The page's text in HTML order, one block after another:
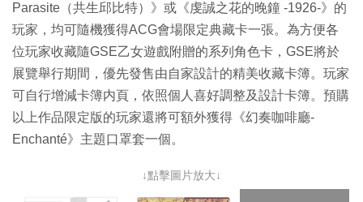
Parasite（共生邱比特）》或《虔誠之花的晚鐘 -1926-》的
玩家，均可隨機獲得ACG會場限定典藏卡一張。為方便各
位玩家收藏隨GSE乙女遊戲附贈的系列角色卡，GSE將於
展覽舉行期間，優先發售由自家設計的精美收藏卡簿。玩家
可自行增減卡簿内頁，依照個人喜好調整及設計卡簿。預購
以上作品限定版的玩家還將可額外獲得《幻奏咖啡廳-
Enchanté》主題口罩套一個。
↓點擊圖片放大↓